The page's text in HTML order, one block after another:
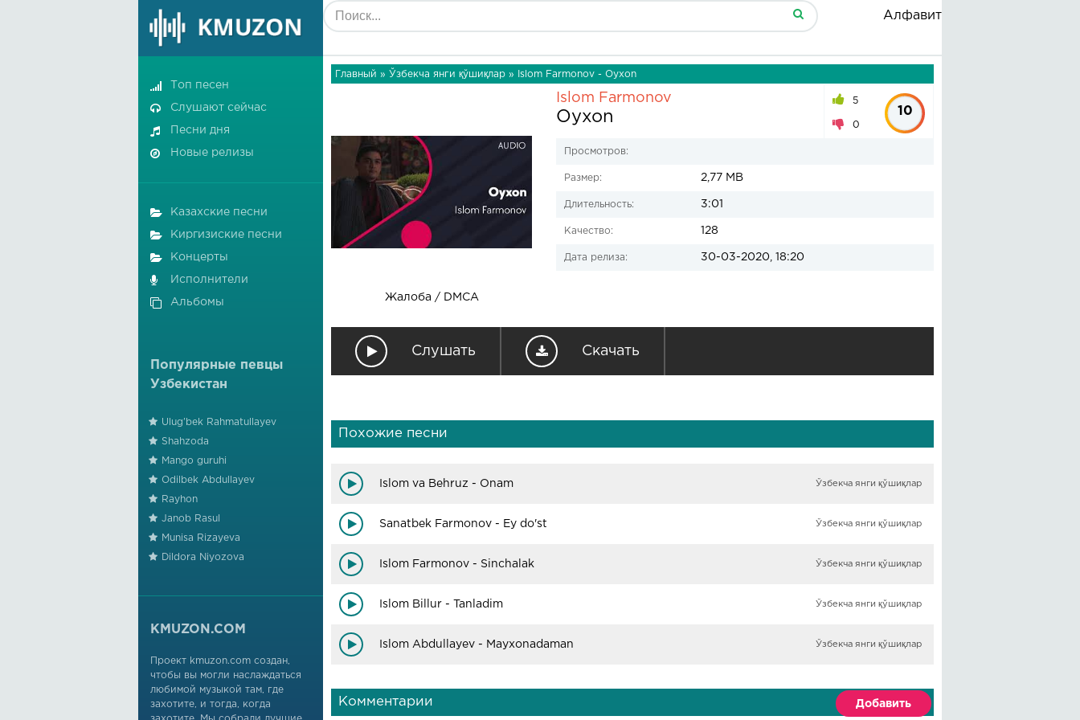
Алфавит
Главный » Ўзбекча янги қўшиқлар » Islom Farmonov - Oyxon
Жалоба / DMCA
Islom Farmonov
Oyxon
5
0
10
Просмотров:
Размер: 2,77 MB
Длительность: 3:01
Качество: 128
Дата релиза: 30-03-2020, 18:20
Слушать Скачать
Похожие песни
Islom va Behruz - Onam Ўзбекча янги қўшиқлар
Sanatbek Farmonov - Ey do'st Ўзбекча янги қўшиқлар
Islom Farmonov - Sinchalak Ўзбекча янги қўшиқлар
Islom Billur - Tanladim Ўзбекча янги қўшиқлар
Islom Abdullayev - Mayxonadaman Ўзбекча янги қўшиқлар
Комментарии Добавить
Топ песен
Слушают сейчас
Песни дня
Новые релизы
Казахские песни
Киргизиские песни
Концерты
Исполнители
Альбомы
Популярные певцы
Узбекистан
Ulug'bek Rahmatullayev
Shahzoda
Mango guruhi
Odilbek Abdullayev
Rayhon
Janob Rasul
Munisa Rizayeva
Dildora Niyozova
KMUZON.COM
Проект kmuzon.com создан,
чтобы вы могли наслаждаться
любимой музыкой там, где
захотите, и тогда, когда